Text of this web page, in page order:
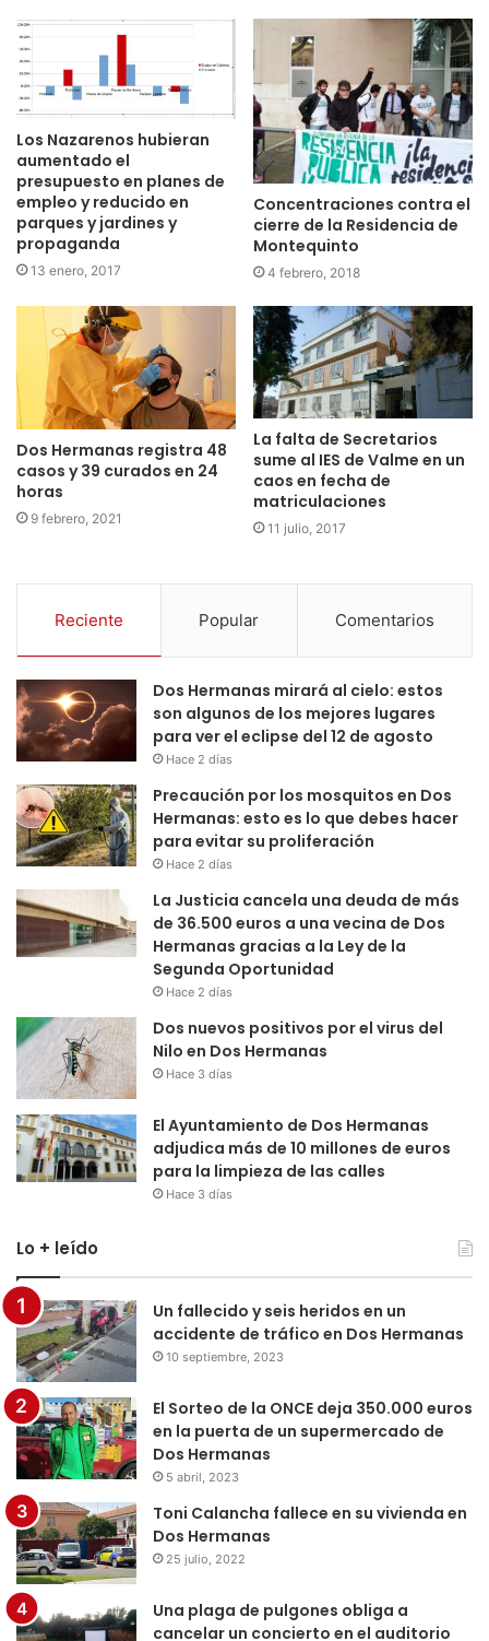
Los Nazarenos hubieran
aumentado el
presupuesto en planes de
empleo y reducido en
parques y jardines y
propaganda
13 enero, 2017
Concentraciones contra el
cierre de la Residencia de
Montequinto
4 febrero, 2018
Dos Hermanas registra 48
casos y 39 curados en 24
horas
9 febrero, 2021
La falta de Secretarios
sume al IES de Valme en un
caos en fecha de
matriculaciones
11 julio, 2017
Reciente Popular Comentarios
Dos Hermanas mirará al cielo: estos
son algunos de los mejores lugares
para ver el eclipse del 12 de agosto
Hace 2 días
Precaución por los mosquitos en Dos
Hermanas: esto es lo que debes hacer
para evitar su proliferación
Hace 2 días
La Justicia cancela una deuda de más
de 36.500 euros a una vecina de Dos
Hermanas gracias a la Ley de la
Segunda Oportunidad
Hace 2 días
Dos nuevos positivos por el virus del
Nilo en Dos Hermanas
Hace 3 días
El Ayuntamiento de Dos Hermanas
adjudica más de 10 millones de euros
para la limpieza de las calles
Hace 3 días
Lo + leído
Un fallecido y seis heridos en un
accidente de tráfico en Dos Hermanas
10 septiembre, 2023
El Sorteo de la ONCE deja 350.000 euros
en la puerta de un supermercado de
Dos Hermanas
5 abril, 2023
Toni Calancha fallece en su vivienda en
Dos Hermanas
25 julio, 2022
Una plaga de pulgones obliga a
cancelar un concierto en el auditorio